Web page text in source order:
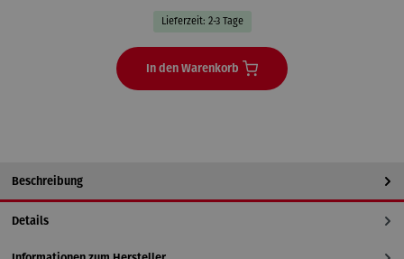
Lieferzeit: 2-3 Tage
In den Warenkorb
Beschreibung
Details